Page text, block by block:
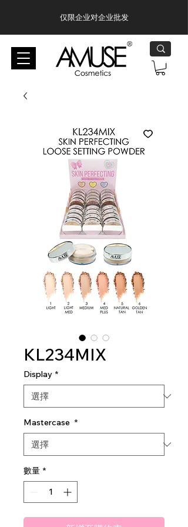
仅限企业对企业批发
KL234MIX
Display *
Mastercase *
數量 *